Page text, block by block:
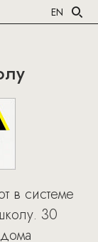
EN
в системе
30